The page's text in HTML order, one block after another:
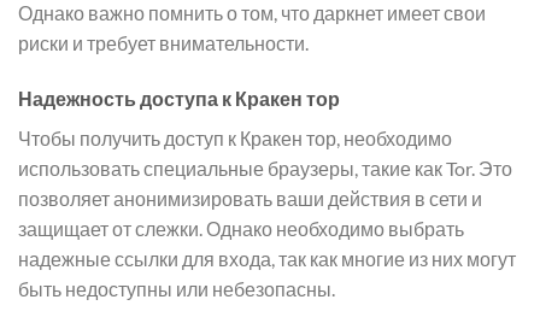
Однако важно помнить о том, что даркнет имеет свои
риски и требует внимательности.
Надежность доступа к Кракен тор
Чтобы получить доступ к Кракен тор, необходимо
использовать специальные браузеры, такие как Tor. Это
позволяет анонимизировать ваши действия в сети и
защищает от слежки. Однако необходимо выбрать
надежные ссылки для входа, так как многие из них могут
быть недоступны или небезопасны.